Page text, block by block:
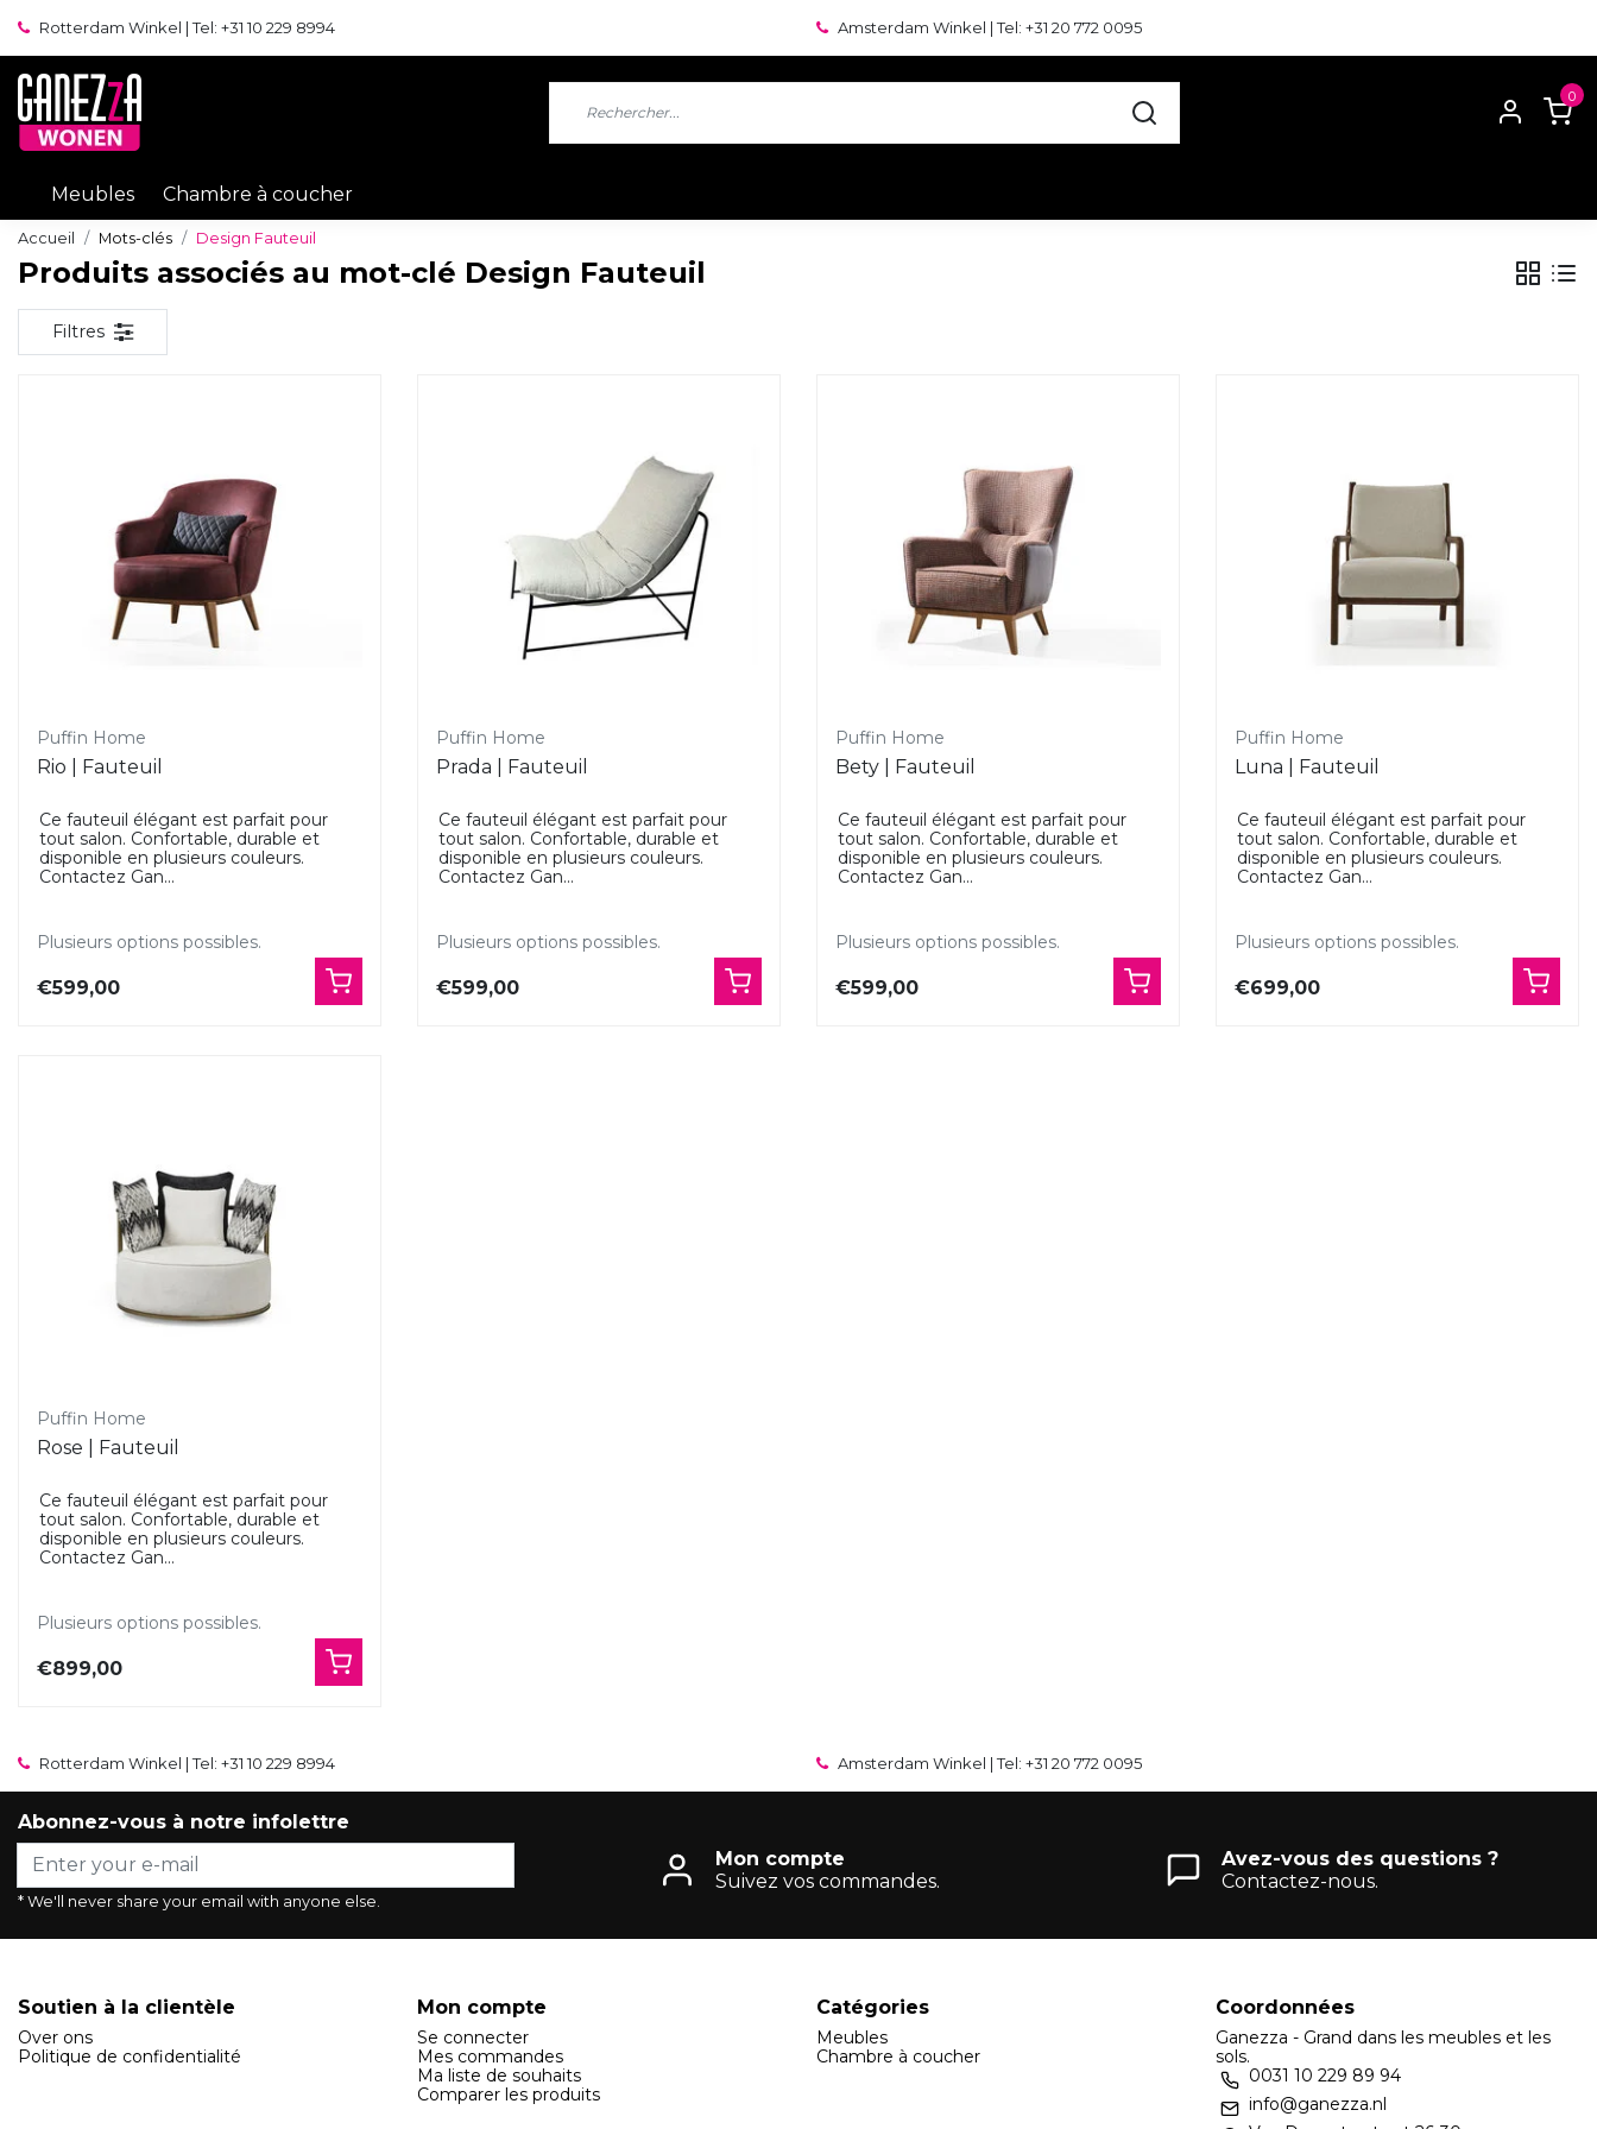
Rotterdam Winkel | Tel: +31 10 229 8994 Amsterdam Winkel | Tel: +31 20 772 0095
0
Meubles Chambre à coucher
Accueil Mots-clés Design Fauteuil
Produits associés au mot-clé Design Fauteuil
Filtres
Puffin Home
Rio | Fauteuil
Ce fauteuil élégant est parfait pour
tout salon. Confortable, durable et
disponible en plusieurs couleurs.
Contactez Gan...
Plusieurs options possibles.
€599,00
Puffin Home
Prada | Fauteuil
Ce fauteuil élégant est parfait pour
tout salon. Confortable, durable et
disponible en plusieurs couleurs.
Contactez Gan...
Plusieurs options possibles.
€599,00
Puffin Home
Bety | Fauteuil
Ce fauteuil élégant est parfait pour
tout salon. Confortable, durable et
disponible en plusieurs couleurs.
Contactez Gan...
Plusieurs options possibles.
€599,00
Puffin Home
Luna | Fauteuil
Ce fauteuil élégant est parfait pour
tout salon. Confortable, durable et
disponible en plusieurs couleurs.
Contactez Gan...
Plusieurs options possibles.
€699,00
Puffin Home
Rose | Fauteuil
Ce fauteuil élégant est parfait pour
tout salon. Confortable, durable et
disponible en plusieurs couleurs.
Contactez Gan...
Plusieurs options possibles.
€899,00
Rotterdam Winkel | Tel: +31 10 229 8994 Amsterdam Winkel | Tel: +31 20 772 0095
Abonnez-vous à notre infolettre
* We'll never share your email with anyone else.
Mon compte
Suivez vos commandes.
Avez-vous des questions ?
Contactez-nous.
Soutien à la clientèle
Over ons
Politique de confidentialité
Mon compte
Se connecter
Mes commandes
Ma liste de souhaits
Comparer les produits
Catégories
Meubles
Chambre à coucher
Coordonnées
Ganezza - Grand dans les meubles et les
sols.
0031 10 229 89 94
info@ganezza.nl